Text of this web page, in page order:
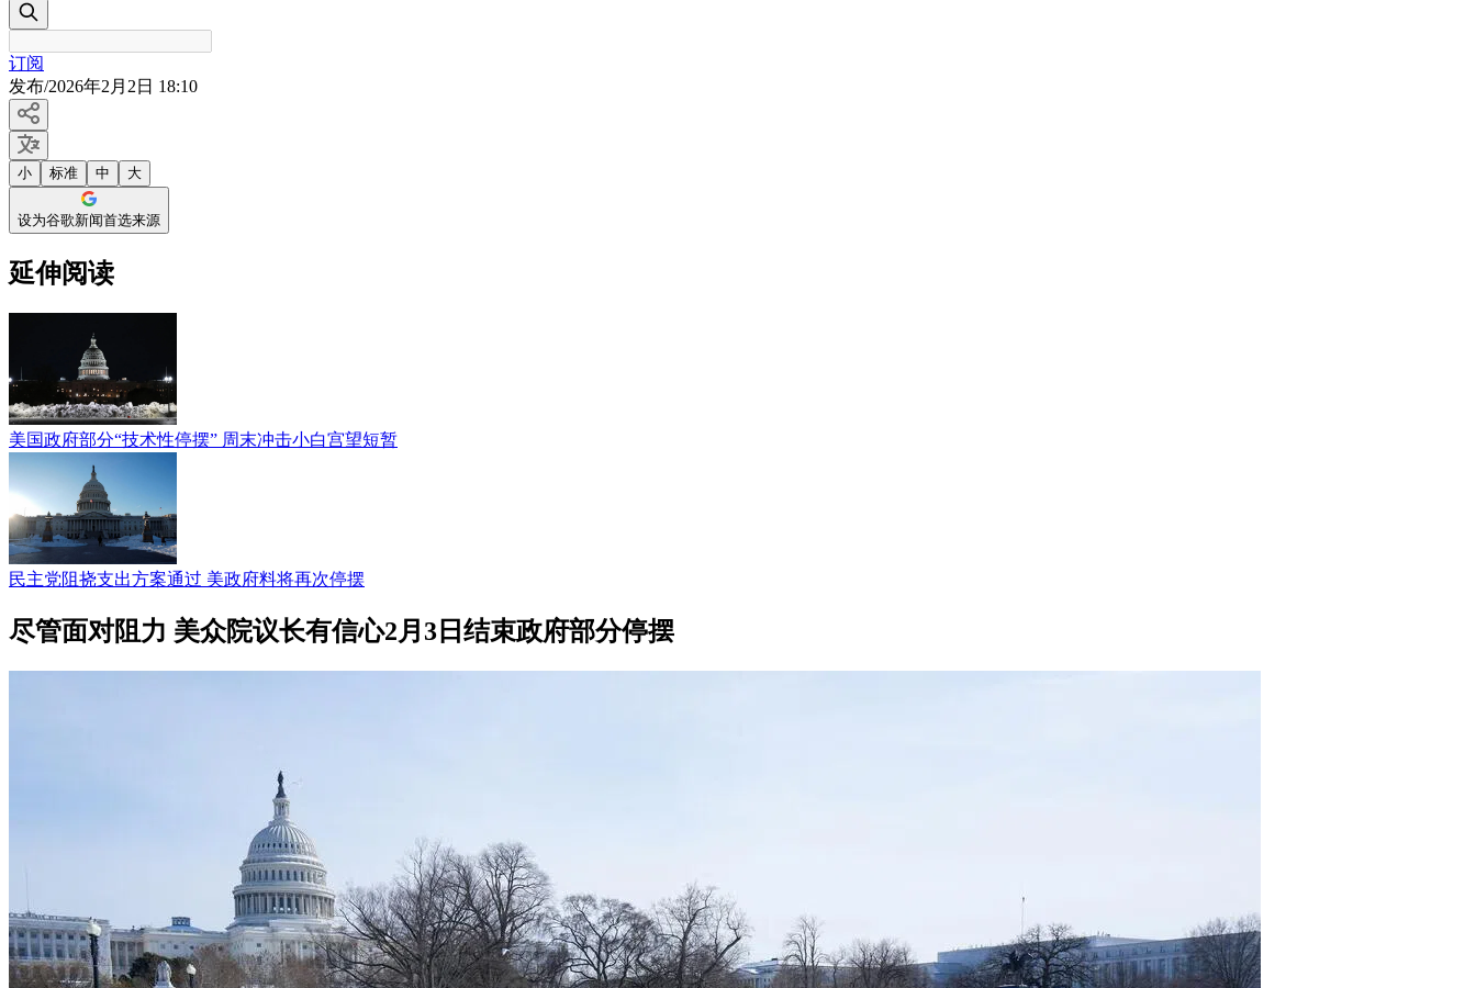
订阅
发布/2026年2月2日 18:10
小 标准 中 大
设为谷歌新闻首选来源
延伸阅读
美国政府部分“技术性停摆” 周末冲击小白宫望短暂
民主党阻挠支出方案通过 美政府料将再次停摆
尽管面对阻力 美众院议长有信心2月3日结束政府部分停摆